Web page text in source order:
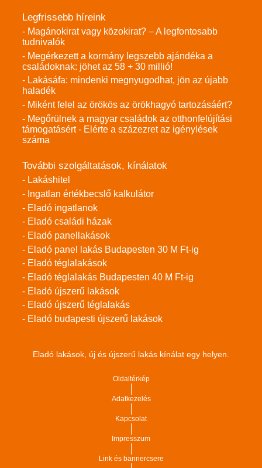
Legfrissebb híreink
- Magánokirat vagy közokirat? – A legfontosabb
tudnivalók
- Megérkezett a kormány legszebb ajándéka a
családoknak: jöhet az 58 + 30 millió!
- Lakásáfa: mindenki megnyugodhat, jön az újabb
haladék
- Miként felel az örökös az örökhagyó tartozásáért?
- Megőrülnek a magyar családok az otthonfelújítási
támogatásért - Elérte a százezret az igénylések
száma
További szolgáltatások, kínálatok
- Lakáshitel
- Ingatlan értékbecslő kalkulátor
- Eladó ingatlanok
- Eladó családi házak
- Eladó panellakások
- Eladó panel lakás Budapesten 30 M Ft-ig
- Eladó téglalakások
- Eladó téglalakás Budapesten 40 M Ft-ig
- Eladó újszerű lakások
- Eladó újszerű téglalakás
- Eladó budapesti újszerű lakások
Eladó lakások, új és újszerű lakás kínálat egy helyen.
Oldaltérkép
Adatkezelés
Kapcsolat
Impresszum
Link és bannercsere